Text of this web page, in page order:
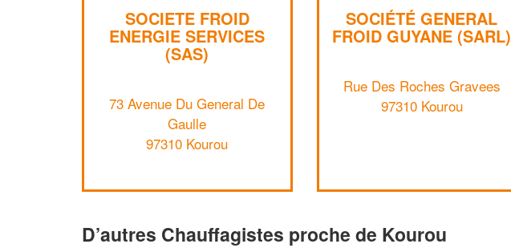
SOCIETE FROID
ENERGIE SERVICES
(SAS)
73 Avenue Du General De
Gaulle
97310 Kourou
SOCIÉTÉ GENERAL
FROID GUYANE (SARL)
Rue Des Roches Gravees
97310 Kourou
D’autres Chauffagistes proche de Kourou